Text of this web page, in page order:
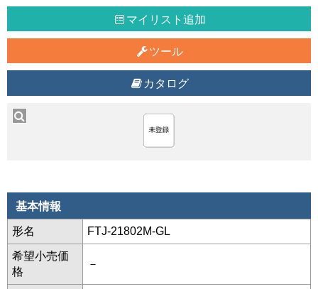
マイリスト追加
ツール
カタログ
基本情報
形名 FTJ-21802M-GL
希望小売価
格
－